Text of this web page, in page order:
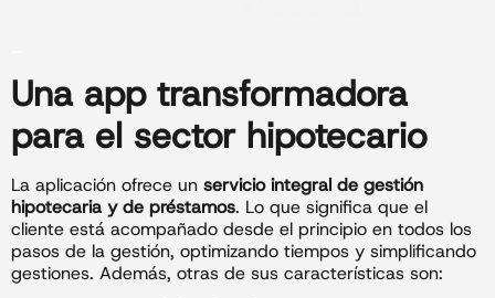
Una app transformadora
para el sector hipotecario
La aplicación ofrece un servicio integral de gestión
hipotecaria y de préstamos. Lo que significa que el
cliente está acompañado desde el principio en todos los
pasos de la gestión, optimizando tiempos y simplificando
gestiones. Además, otras de sus características son: